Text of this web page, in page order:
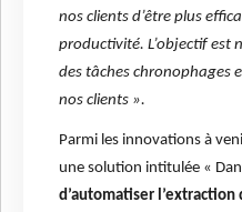
nos clients d’être plus
productivité. L’objectif est
des tâches chronophages
nos clients ».
Parmi les innovations à
une solution intitulée «
d’automatiser l’extraction